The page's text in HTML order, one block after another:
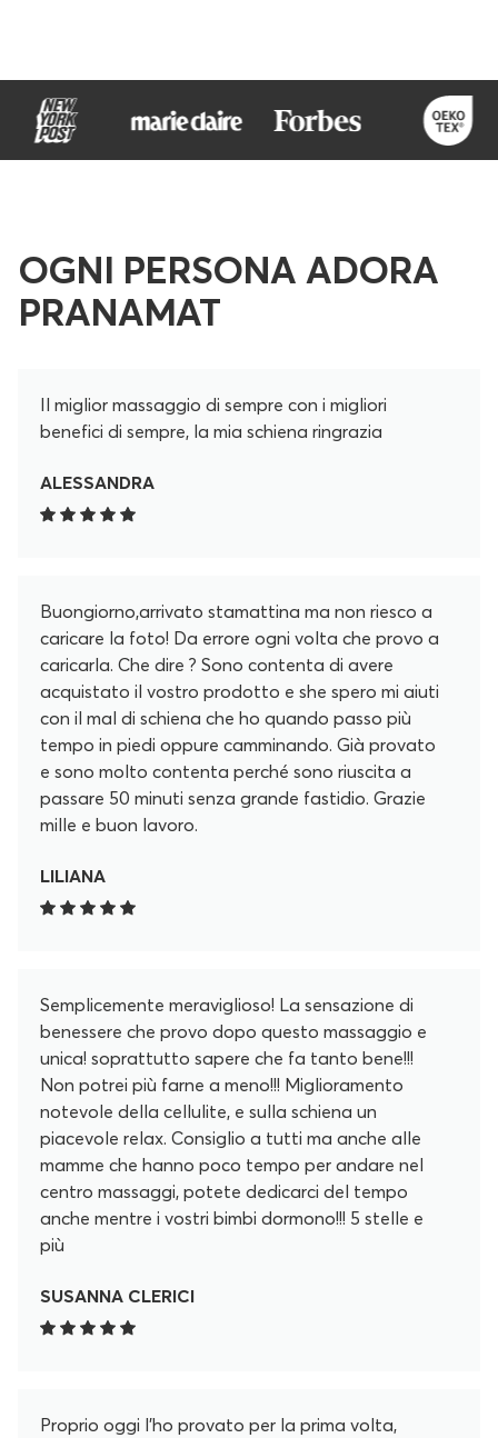
OGNI PERSONA ADORA
PRANAMAT
Il miglior massaggio di sempre con i migliori
benefici di sempre, la mia schiena ringrazia
ALESSANDRA
Buongiorno,arrivato stamattina ma non riesco a
caricare la foto! Da errore ogni volta che provo a
caricarla. Che dire ? Sono contenta di avere
acquistato il vostro prodotto e she spero mi aiuti
con il mal di schiena che ho quando passo più
tempo in piedi oppure camminando. Già provato
e sono molto contenta perché sono riuscita a
passare 50 minuti senza grande fastidio. Grazie
mille e buon lavoro.
LILIANA
Semplicemente meraviglioso! La sensazione di
benessere che provo dopo questo massaggio e
unica! soprattutto sapere che fa tanto bene!!!
Non potrei più farne a meno!!! Miglioramento
notevole della cellulite, e sulla schiena un
piacevole relax. Consiglio a tutti ma anche alle
mamme che hanno poco tempo per andare nel
centro massaggi, potete dedicarci del tempo
anche mentre i vostri bimbi dormono!!! 5 stelle e
più
SUSANNA CLERICI
Proprio oggi l'ho provato per la prima volta,